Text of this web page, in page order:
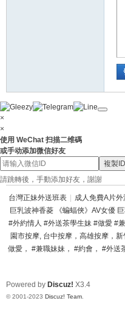
×
×
使用 WeChat 扫描二维碼
或手动添加微信好友
複製
請跳轉後，手動添加好友，謝謝
台灣正妹外送班表 成人免費A片外
巨乳波神香菱 《蝙蝠俠》AV女優
#外約情人 #外送茶學生妹 #做愛 #
園市按摩, 台中按摩，高雄按摩，
做愛， #兼職妹妹， #約會， #外送
Powered by Discuz! X3.4
© 2001-2023 Discuz! Team